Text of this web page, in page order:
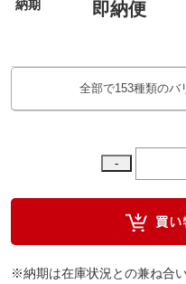
納期 即納便
全部で153種類のバ
※納期は在庫状況との兼ね合い